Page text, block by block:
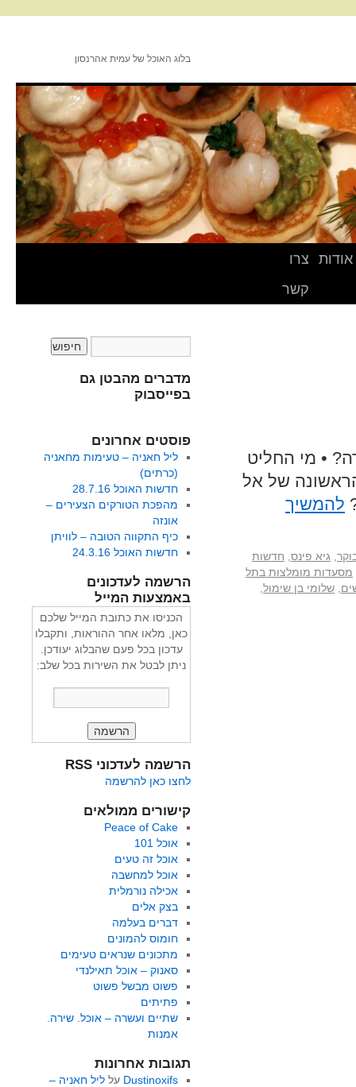
בלוג האוכל של עמית אהרנסון
אודות
צרו
קשר
• מי החליט
של אל
להמשיך
גיא פינס חדשות
מסעדות מומלצות בתל
שלומי בן שימול
מדברים מהבטן גם
בפייסבוק
פוסטים אחרונים
ליל חאניה – טעימות מחאניה
(כרתים)
חדשות האוכל 28.7.16
מהפכת הטורקים הצעירים –
אונזה
כיף התקווה הטובה – לוויתן
חדשות האוכל 24.3.16
הרשמה לעדכונים
באמצעות המייל
הכניסו את כתובת המייל שלכם
כאן, מלאו אחר ההוראות, ותקבלו
עדכון בכל פעם שהבלוג יעודכן.
ניתן לבטל את השירות בכל שלב:
הרשמה לעדכוני RSS
לחצו כאן להרשמה
קישורים ממולאים
Peace of Cake
אוכל 101
אוכל זה טעים
אוכל למחשבה
אכילה נורמלית
בצק אלים
דברים בעלמה
חומוס להמונים
מתכונים שנראים טעימים
סאנוק – אוכל תאילנדי
פשוט מבשל פשוט
פתיתים
שתיים ועשרה – אוכל. שירה.
אמנות
תגובות אחרונות
Dustinoxifs על ליל חאניה –